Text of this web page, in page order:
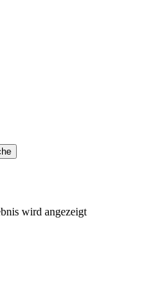
wird angezeigt